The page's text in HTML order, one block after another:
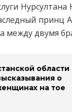
принц
между двумя
области
о
на тое